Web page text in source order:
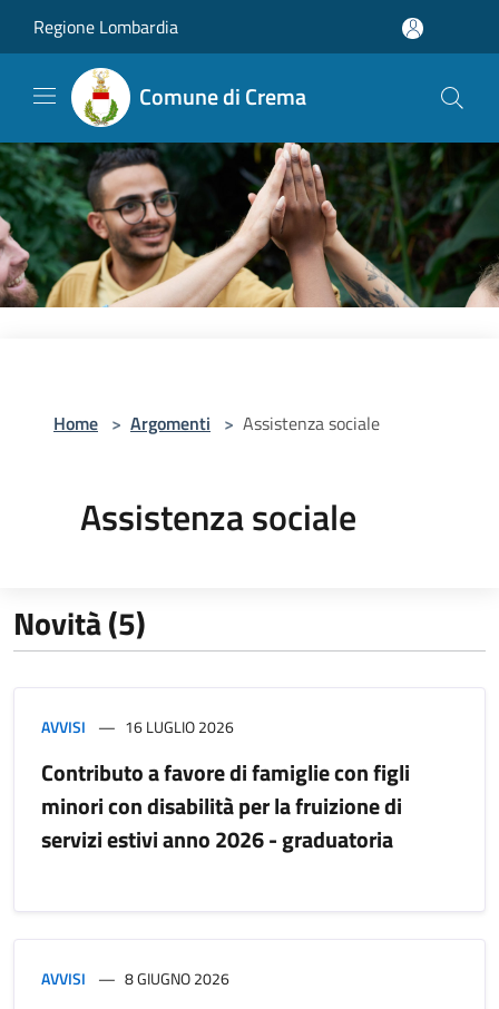
Regione Lombardia
Comune di Crema
Home > Argomenti > Assistenza sociale
Assistenza sociale
Novità (5)
AVVISI 16 LUGLIO 2026
Contributo a favore di famiglie con figli
minori con disabilità per la fruizione di
servizi estivi anno 2026 - graduatoria
AVVISI 8 GIUGNO 2026